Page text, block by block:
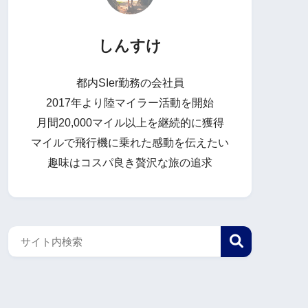
しんすけ
都内SIer勤務の会社員
2017年より陸マイラー活動を開始
月間20,000マイル以上を継続的に獲得
マイルで飛行機に乗れた感動を伝えたい
趣味はコスパ良き贅沢な旅の追求